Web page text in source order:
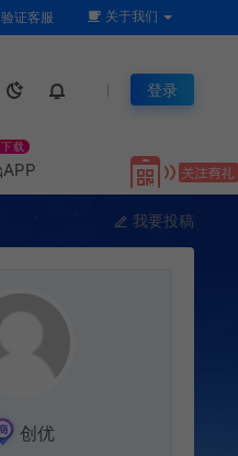
验证客服 关于我们
登录
APP
下载
我要投稿
创优